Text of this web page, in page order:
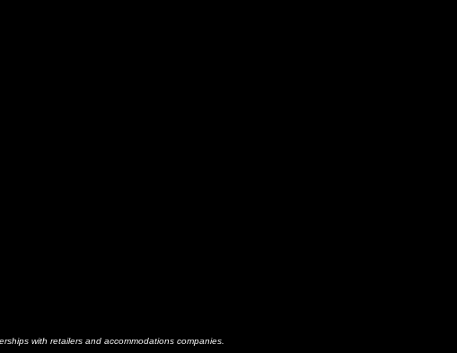
with retailers and accommodations companies.